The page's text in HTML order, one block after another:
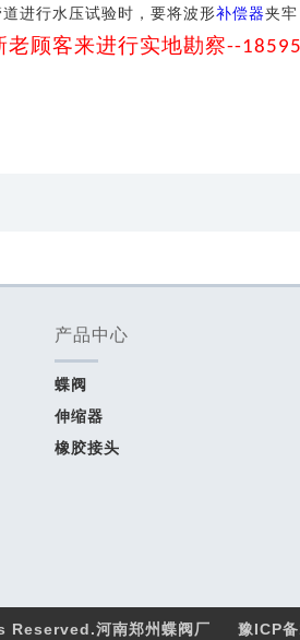
进行水压试验时，要将波形补偿器夹
老顾客来进行实地勘察--
产品中心
蝶阀
伸缩器
橡胶接头
Reserved.河南郑州蝶阀厂豫ICP